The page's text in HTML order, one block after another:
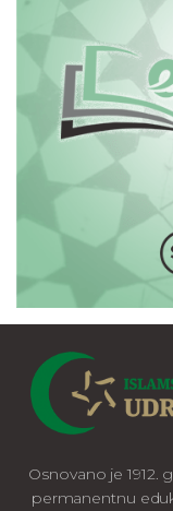
Osnovano je
permanentnu